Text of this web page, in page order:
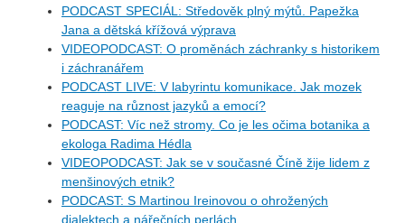
PODCAST SPECIÁL: Středověk plný mýtů. Papežka
Jana a dětská křížová výprava
VIDEOPODCAST: O proměnách záchranky s historikem
i záchranářem
PODCAST LIVE: V labyrintu komunikace. Jak mozek
reaguje na různost jazyků a emocí?
PODCAST: Víc než stromy. Co je les očima botanika a
ekologa Radima Hédla
VIDEOPODCAST: Jak se v současné Číně žije lidem z
menšinových etnik?
PODCAST: S Martinou Ireinovou o ohrožených
dialektech a nářečních perlách